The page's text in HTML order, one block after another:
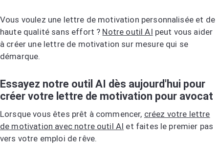
Vous voulez une lettre de motivation personnalisée et de
haute qualité sans effort ? Notre outil AI peut vous aider
à créer une lettre de motivation sur mesure qui se
démarque.
Essayez notre outil AI dès aujourd'hui pour
créer votre lettre de motivation pour avocat
Lorsque vous êtes prêt à commencer, créez votre lettre
de motivation avec notre outil AI et faites le premier pas
vers votre emploi de rêve.